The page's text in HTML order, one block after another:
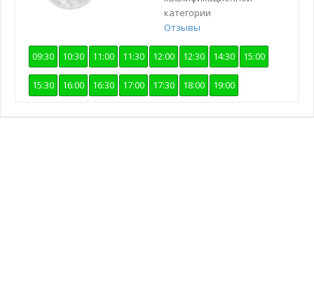
категории
Отзывы
09:30 10:30 11:00 11:30 12:00 12:30 14:30 15:00
15:30 16:00 16:30 17:00 17:30 18:00 19:00